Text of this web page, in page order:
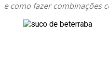
e como fazer combinações